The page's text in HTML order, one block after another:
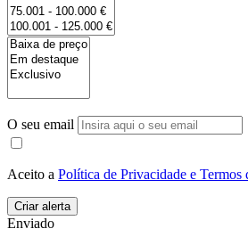
O seu email
Aceito a Política de Privacidade e Termos
Enviado